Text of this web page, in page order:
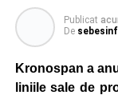
Publicat
De
Kronospan a
liniile sale de